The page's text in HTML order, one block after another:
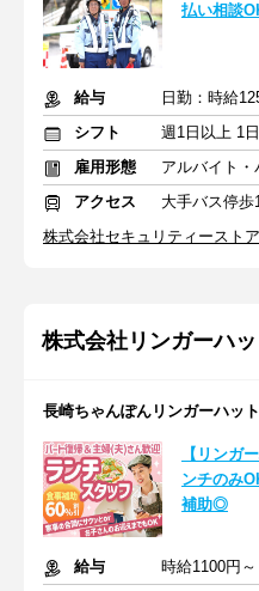
払い相談
給与
シフト
雇用形態
アルバイト・
アクセス
大手バス停歩
株式会社セキュリティースト
株式会社リンガーハッ
長崎ちゃんぽんリンガーハ
【リンガ
ンチのみ
補助◎
給与